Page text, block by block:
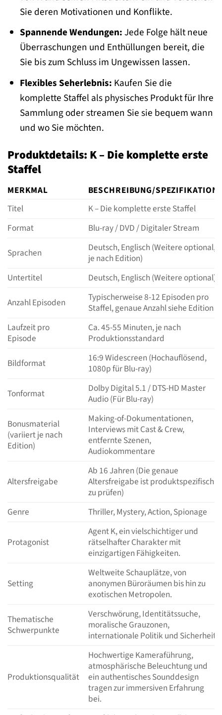
Sie deren Motivationen und Konflikte.
Spannende Wendungen:Jede Folge hält neue
Überraschungen und Enthüllungen bereit, die
Sie bis zum Schluss im Ungewissen lassen.
Flexibles Seherlebnis: Kaufen Sie die
komplette Staffel als physisches Produkt für Ihre
Sammlung oder streamen Sie sie bequem wann
und wo Sie möchten.
Produktdetails: K – Die komplette erste
Staffel
MERKMAL
BESCHREIBUNG/SPEZIFIKATION
Titel
K – Die komplette erste Staffel
Format
Blu-ray / DVD / Digitaler Stream
Sprachen
Deutsch, Englisch (Weitere optional,
je nach Edition)
Untertitel
Deutsch, Englisch (Weitere optional)
Anzahl Episoden
Typischerweise 8-12 Episoden pro
Staffel, genaue Anzahl siehe Edition
Laufzeit pro
Episode
Ca. 45-55 Minuten, je nach
Produktionsstandard
Bildformat
16:9 Widescreen (Hochauflösend,
1080p für Blu-ray)
Tonformat
Dolby Digital 5.1 / DTS-HD Master
Audio (Für Blu-ray)
Bonusmaterial
(variiert je nach
Edition)
Making-of-Dokumentationen,
Interviews mit Cast & Crew,
entfernte Szenen,
Audiokommentare
Altersfreigabe
Ab 16 Jahren (Die genaue
Altersfreigabe ist produktspezifisch
zu prüfen)
Genre
Thriller, Mystery, Action, Spionage
Protagonist
Agent K, ein vielschichtiger und
rätselhafter Charakter mit
einzigartigen Fähigkeiten.
Setting
Weltweite Schauplätze, von
anonymen Büroräumen bis hin zu
exotischen Metropolen.
Thematische
Schwerpunkte
Verschwörung, Identitätssuche,
moralische Grauzonen,
internationale Politik und Sicherheit.
Produktionsqualität
Hochwertige Kameraführung,
atmosphärische Beleuchtung und
ein authentisches Sounddesign
tragen zur immersiven Erfahrung
bei.